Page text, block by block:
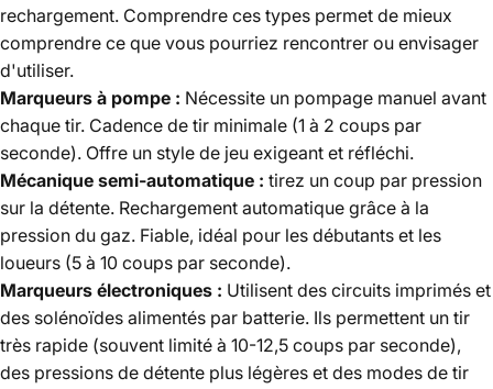
rechargement. Comprendre ces types permet de mieux
comprendre ce que vous pourriez rencontrer ou envisager
d'utiliser.
Marqueurs à pompe : Nécessite un pompage manuel avant
chaque tir. Cadence de tir minimale (1 à 2 coups par
seconde). Offre un style de jeu exigeant et réfléchi.
Mécanique semi-automatique : tirez un coup par pression
sur la détente. Rechargement automatique grâce à la
pression du gaz. Fiable, idéal pour les débutants et les
loueurs (5 à 10 coups par seconde).
Marqueurs électroniques : Utilisent des circuits imprimés et
des solénoïdes alimentés par batterie. Ils permettent un tir
très rapide (souvent limité à 10-12,5 coups par seconde),
des pressions de détente plus légères et des modes de tir